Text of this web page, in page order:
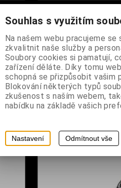
Koupit
Dodání dny:skladem
Souhlas s využitím
Na našem webu pracujeme
zkvalitnit naše služby a
Soubory cookies si pamatují,
zařízení děláte. Díky tomu
schopná se přizpůsobit vašim
Blokování některých typů
zkušenost s naším webem,
nabídku na základě vašich
Nastavení Odmítnout vše